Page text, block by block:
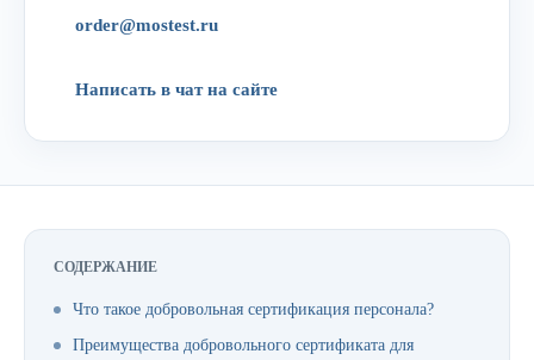
order@mostest.ru
Написать в чат на сайте
СОДЕРЖАНИЕ
Что такое добровольная сертификация персонала?
Преимущества добровольного сертификата для